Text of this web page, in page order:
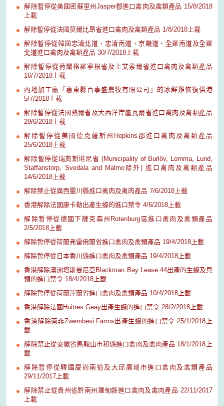
解除暫停從美國密蘇里州Jasper郡進口禽肉及禽類產品 15/8/2018
上載
解除暫停從法國莫爾比昂省進口禽肉及禽類產品 1/8/2018上載
解除暫停從韓國忠清北道、忠清南道、京畿道、全羅南道及全羅
北道進口禽肉及禽類產品 30/7/2018上載
解除暫停從荷蘭格羅寧根省及上艾索爾省進口禽肉及禽類產品
16/7/2018上載
內地加工廠『惠東縣百事盛農牧有限公司』的冰鮮雞恢復供港
5/7/2018上載
解除暫停從法國熱爾省及大西洋岸盧瓦爾省進口禽肉及禽類產品
29/6/2018上載
解除暫停從美國德克薩斯州Hopkins郡進口禽肉及禽類產品
25/6/2018上載
解除暫停從瑞典斯堪尼省 (Municipality of Burlöv, Lomma, Lund,
Staffanstorp, Svedala and Malmo除外) 進口禽肉及禽類產品
14/6/2018上載
解除禁止從廣西靈川縣進口禽肉及禽肉產品 7/6/2018上載
香港解除法國康卡勒出產生蠔的進口禁令 4/6/2018上載
解除暫停從德國下薩克森州Rotenburg區進口禽肉及禽類產品
2/5/2018上載
解除暫停從荷蘭弗雷佛蘭省進口禽肉及禽類產品 19/4/2018上載
解除暫停從日本香川縣進口禽肉及禽類產品 19/4/2018上載
香港解除澳洲塔斯曼尼亞Blackman Bay Lease 44出產的生蠔及貝
類的進口禁令 18/4/2018上載
解除暫停從荷蘭澤蘭省進口禽肉及禽類產品 10/4/2018上載
香港解除法國Huitres Geay出產生蠔的進口禁令 28/2/2018上載
香港解除南非Zwembesi Farms出產生蠔的進口禁令 25/1/2018上
載
解除禁止從安徽省馬鞍山市和縣進口禽肉及禽肉產品 18/1/2018上
載
解除暫停從韓國慶尚南道及大邱廣域市進口禽肉及禽類產品
29/11/2017上載
解除禁止從貴州省黔南州羅甸縣進口禽肉及禽肉產品 22/11/2017
上載